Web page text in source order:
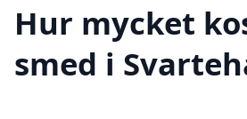
Hur mycket
smed i